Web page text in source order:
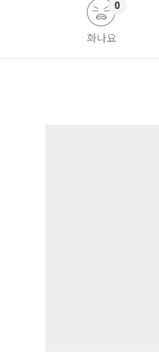
화나요
0